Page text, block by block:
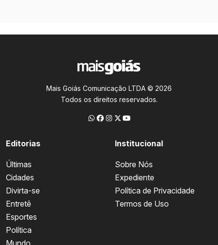
Mais Goiás Comunicação LTDA © 2026
Todos os direitos reservados.
Editorias
Últimas
Cidades
Divirta-se
Entretê
Esportes
Política
Mundo
Institucional
Sobre Nós
Expediente
Política de Privacidade
Termos de Uso